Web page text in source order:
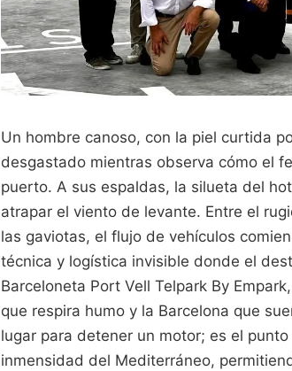
Un hombre canoso, con la piel curtida
desgastado mientras observa cómo el
puerto. A sus espaldas, la silueta del
atrapar el viento de levante. Entre el
las gaviotas, el flujo de vehículos
técnica y logística invisible donde el
Barceloneta Port Vell Telpark By
que respira humo y la Barcelona que
lugar para detener un motor; es el
inmensidad del Mediterráneo,